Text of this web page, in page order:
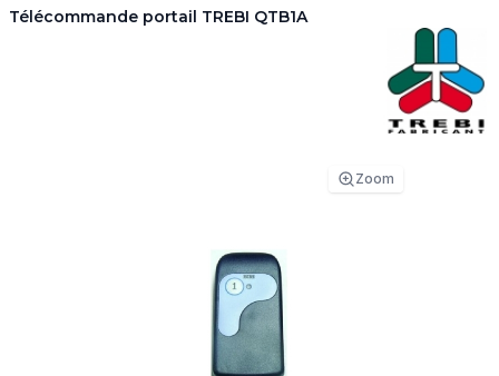
Télécommande portail TREBI QTB1A
Zoom